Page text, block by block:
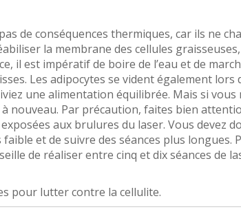
de conséquences thermiques, car ils ne
la membrane des cellules
il est impératif de boire de l’eau et de
Les adipocytes se vident également lors
une alimentation équilibrée. Mais si vous
nouveau. Par précaution, faites bien
aux brulures du laser. Vous devez
et de suivre des séances plus longues.
de réaliser entre cinq et dix séances de
pour lutter contre la cellulite.